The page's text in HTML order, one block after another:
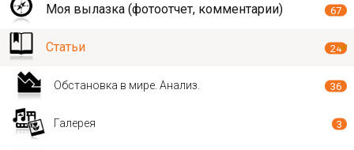
Моя вылазка (фотоотчет, комментарии) 67
Статьи 24
Обстановка в мире. Анализ. 36
Галерея 3